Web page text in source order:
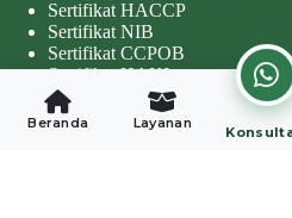
Sertifikat HACCP
Sertifikat NIB
Sertifikat CCPOB
Sertifikat HAKI
Copyright © 2026 - Developed
Beranda Layanan